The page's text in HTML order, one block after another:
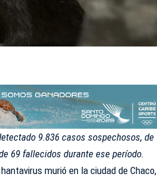
9.836 casos sospechosos, de
69 fallecidos durante ese período.
murió en la ciudad de Chaco,